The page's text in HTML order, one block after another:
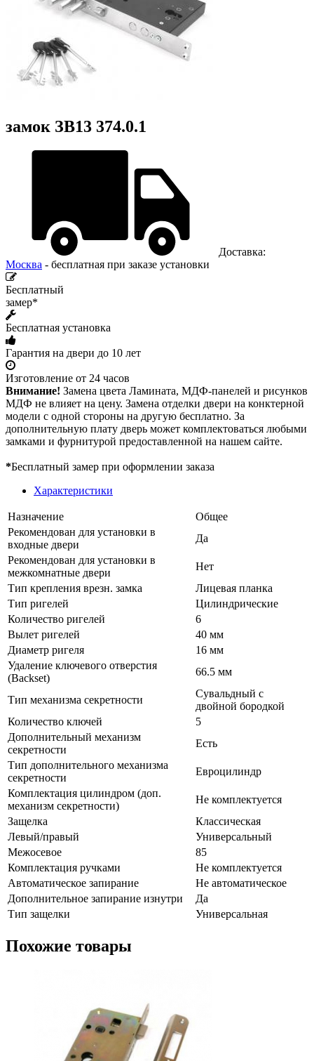
замок ЗВ13 374.0.1
Доставка:
Москва - бесплатная при заказе установки
Бесплатный
замер*
Бесплатная установка
Гарантия на двери до 10 лет
Изготовление от 24 часов
Внимание! Замена цвета Ламината, МДФ-панелей и рисунков
МДФ не влияет на цену. Замена отделки двери на конктерной
модели с одной стороны на другую бесплатно. За
дополнительную плату дверь может комплектоваться любыми
замками и фурнитурой предоставленной на нашем сайте.
*Бесплатный замер при оформлении заказа
Характеристики
Назначение
Общее
Рекомендован для установки в
входные двери
Да
Рекомендован для установки в
межкомнатные двери
Нет
Тип крепления врезн. замка
Лицевая планка
Тип ригелей
Цилиндрические
Количество ригелей
6
Вылет ригелей
40 мм
Диаметр ригеля
16 мм
Удаление ключевого отверстия
(Backset)
66.5 мм
Тип механизма секретности
Сувальдный с
двойной бородкой
Количество ключей
5
Дополнительный механизм
секретности
Есть
Тип дополнительного механизма
секретности
Евроцилиндр
Комплектация цилиндром (доп.
механизм секретности)
Не комплектуется
Защелка
Классическая
Левый/правый
Универсальный
Межосевое
85
Комплектация ручками
Не комплектуется
Автоматическое запирание
Не автоматическое
Дополнительное запирание изнутри
Да
Тип защелки
Универсальная
Похожие товары